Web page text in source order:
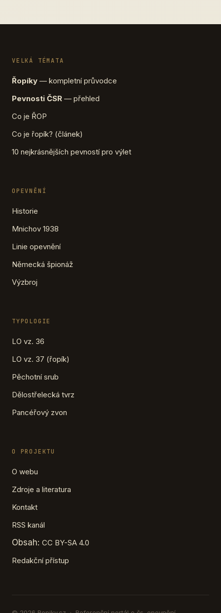
VELKÁ TÉMATA
Řopíky — kompletní průvodce
Pevnosti ČSR — přehled
Co je ŘOP
Co je řopík? (článek)
10 nejkrásnějších pevností pro výlet
OPEVNĚNÍ
Historie
Mnichov 1938
Linie opevnění
Německá špionáž
Výzbroj
TYPOLOGIE
LO vz. 36
LO vz. 37 (řopík)
Pěchotní srub
Dělostřelecká tvrz
Pancéřový zvon
O PROJEKTU
O webu
Zdroje a literatura
Kontakt
RSS kanál
Obsah: CC BY-SA 4.0
Redakční přístup